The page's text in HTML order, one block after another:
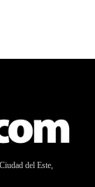
del Este,